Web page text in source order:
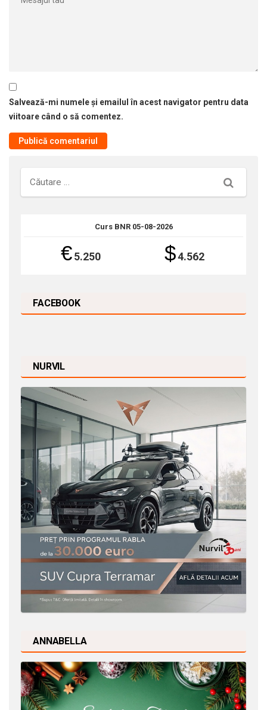
Salvează-mi numele și emailul în acest navigator pentru data
viitoare când o să comentez.
Căutare
Curs BNR 05-08-2026
€5.250 $4.562
FACEBOOK
NURVIL
ANNABELLA